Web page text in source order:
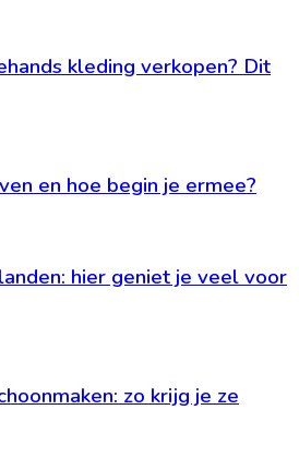
kleding verkopen? Dit
en hoe begin je ermee?
hier geniet je veel voor
zo krijg je ze